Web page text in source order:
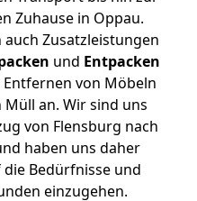
Zuhause in Oppau.
Zusatzleistungen
und Entpacken
Entfernen von Möbeln
an. Wir sind uns
von Flensburg nach
haben uns daher
Bedürfnisse und
einzugehen.